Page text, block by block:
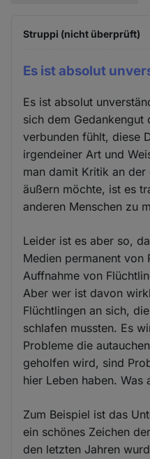
Struppi (nicht überprüft)
Es ist absolut
Es ist absolut
sich dem Gedankengut
verbunden fühlt, diese
irgendeiner Art und
man damit Kritik an
äußern möchte, ist es
anderen Menschen zu
Leider ist es aber so,
Medien permanent von
Auffnahme von
Aber wer ist davon
Flüchtlingen an sich,
schlafen mussten. Es
Probleme die
geholfen wird, sind
hier Leben haben. Was
Zum Beispiel ist das
ein schönes Zeichen
den letzten Jahren